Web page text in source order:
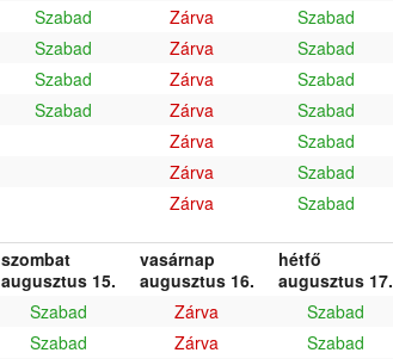
Szabad Zárva Szabad
Szabad Zárva Szabad
Szabad Zárva Szabad
Szabad Zárva Szabad
Zárva Szabad
Zárva Szabad
Zárva Szabad
szombat
augusztus 15.
vasárnap
augusztus 16.
hétfő
augusztus 17.
Szabad Zárva Szabad
Szabad Zárva Szabad